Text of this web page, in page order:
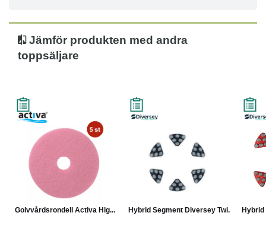
Jämför produkten med andra
toppsäljare
Golvvårdsrondell Activa Hig... Hybrid Segment Diversey Twi... Hybrid